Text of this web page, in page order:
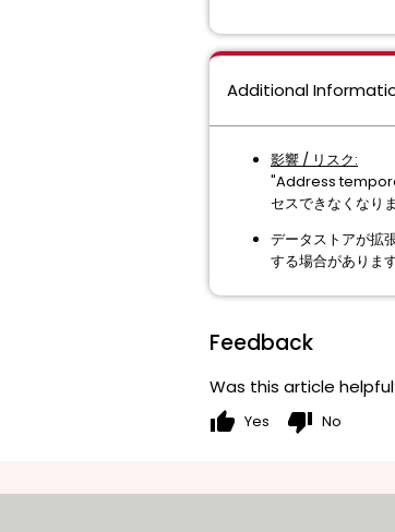
Additional
影響 / リスク:
"Address
セスできなくなりま
データストアが拡
する場合がありま
Feedback
Was this article
thumb_up Yes thumb_down No